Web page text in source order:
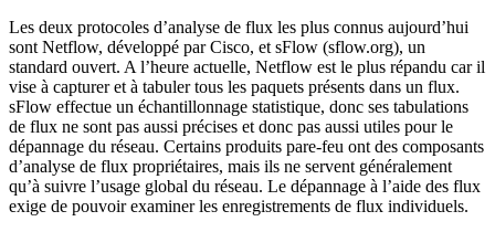
Les deux protocoles d’analyse de flux les plus connus aujourd’hui
sont Netflow, développé par Cisco, et sFlow (sflow.org), un
standard ouvert. A l’heure actuelle, Netflow est le plus répandu car il
vise à capturer et à tabuler tous les paquets présents dans un flux.
sFlow effectue un échantillonnage statistique, donc ses tabulations
de flux ne sont pas aussi précises et donc pas aussi utiles pour le
dépannage du réseau. Certains produits pare-feu ont des composants
d’analyse de flux propriétaires, mais ils ne servent généralement
qu’à suivre l’usage global du réseau. Le dépannage à l’aide des flux
exige de pouvoir examiner les enregistrements de flux individuels.